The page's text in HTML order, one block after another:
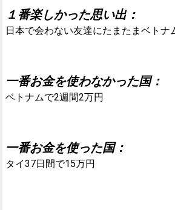
１番楽しかった思い出：
日本で会わない友達にたまたまベトナ
一番お金を使わなかった国：
ベトナムで2週間2万円
一番お金を使った国：
タイ37日間で15万円